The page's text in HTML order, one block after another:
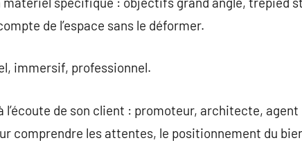
de l’espace sans le déformer.
immersif, professionnel.
l’écoute de son client : promoteur, architecte,
comprendre les attentes, le positionnement du